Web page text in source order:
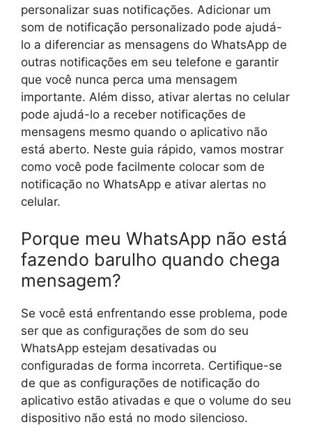
personalizar suas notificações. Adicionar um
som de notificação personalizado pode ajudá-
lo a diferenciar as mensagens do WhatsApp de
outras notificações em seu telefone e garantir
que você nunca perca uma mensagem
importante. Além disso, ativar alertas no celular
pode ajudá-lo a receber notificações de
mensagens mesmo quando o aplicativo não
está aberto. Neste guia rápido, vamos mostrar
como você pode facilmente colocar som de
notificação no WhatsApp e ativar alertas no
celular.
Porque meu WhatsApp não está
fazendo barulho quando chega
mensagem?
Se você está enfrentando esse problema, pode
ser que as configurações de som do seu
WhatsApp estejam desativadas ou
configuradas de forma incorreta. Certifique-se
de que as configurações de notificação do
aplicativo estão ativadas e que o volume do seu
dispositivo não está no modo silencioso.